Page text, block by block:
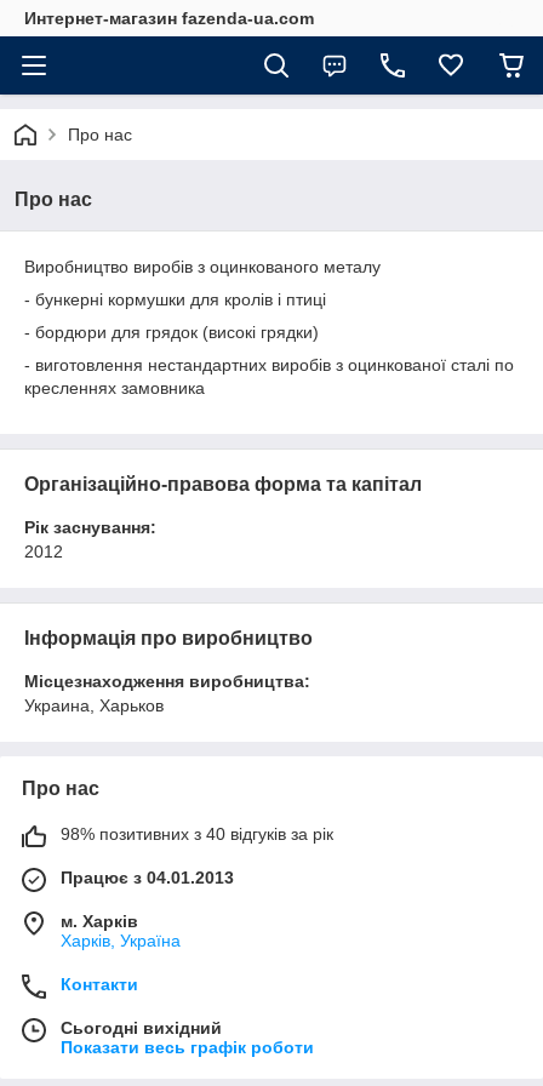
Интернет-магазин fazenda-ua.com
Про нас
Про нас
Виробництво виробів з оцинкованого металу
- бункерні кормушки для кролів і птиці
- бордюри для грядок (високі грядки)
- виготовлення нестандартних виробів з оцинкованої сталі по
кресленнях замовника
Організаційно-правова форма та капітал
Рік заснування:
2012
Інформація про виробництво
Місцезнаходження виробництва:
Украина, Харьков
Про нас
98% позитивних з 40 відгуків за рік
Працює з 04.01.2013
м. Харків
Харків, Україна
Контакти
Сьогодні вихідний
Показати весь графік роботи